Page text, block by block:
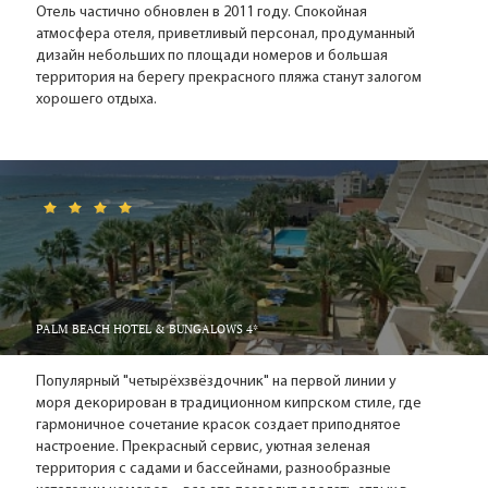
сувенирная лавка. Музей оснащен также смотровой
площадкой, с которой можно увидеть старый город и
морской берег.
Природная жемчужина Ларнаки – Соленое озеро. До него
сюда зимовать.
Праздники в Ларнаке.
Один из самых интересных местных праздников называется
довольно угрожающе – "Катаклизмус". Но на самом деле
это веселое действо, связанное с наступлением лета.
Проводится оно сразу после дня Св. Троицы. Священник
кидает в воду деревянный крест, за которым прыгают все
желающие. Кому посчастливится достать крест, станет
королем праздника. Но единственное распоряжение,
которое королю удастся отдать – это приказ всем
искупаться в море.
Сувениры на память о Ларнаке.
Отель частично обновлен в 2011 году. Спокойная
атмосфера отеля, приветливый персонал, продуманный
дизайн небольших по площади номеров и большая
территория на берегу прекрасного пляжа станут залогом
хорошего отдыха.
PALM BEACH HOTEL & BUNGALOWS 4*
Популярный "четырёхзвёздочник" на первой линии у
моря декорирован в традиционном кипрском стиле, где
гармоничное сочетание красок создает приподнятое
настроение. Прекрасный сервис, уютная зеленая
территория с садами и бассейнами, разнообразные